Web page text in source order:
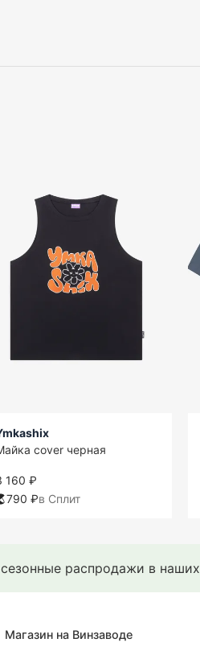
cover черная
160 ₽
790 ₽в Сплит
распродажи в наших
Магазин на Винзаводе